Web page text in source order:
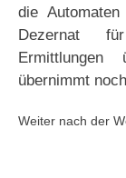
die
Dezernat
Ermittlungen
übernimmt
Weiter nach der